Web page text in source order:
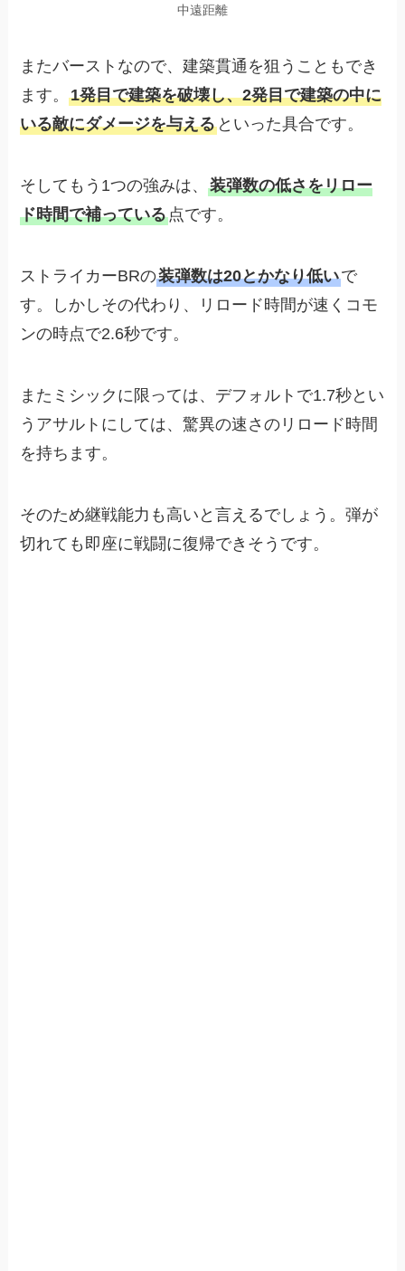
中遠距離
またバーストなので、建築貫通を狙うこともでき
ます。1発目で建築を破壊し、2発目で建築の中に
いる敵にダメージを与える といった具合です。
そしてもう1つの強みは、装弾数の低さをリロー
ド時間で補っている点です。
ストライカーBRの装弾数は20とかなり低いで
す。しかしその代わり、リロード時間が速くコモ
ンの時点で2.6秒です。
またミシックに限っては、デフォルトで1.7秒とい
うアサルトにしては、驚異の速さのリロード時間
を持ちます。
そのため継戦能力も高いと言えるでしょう。弾が
切れても即座に戦闘に復帰できそうです。